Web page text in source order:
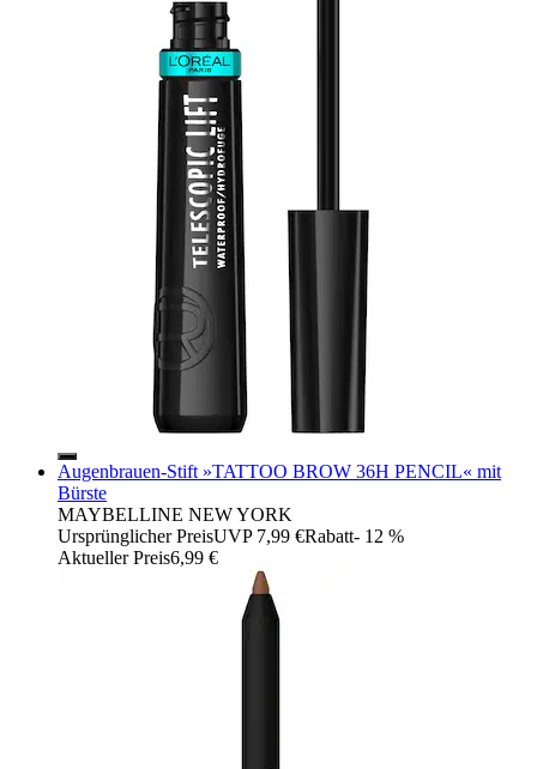
Augenbrauen-Stift »TATTOO BROW 36H PENCIL« mit
Bürste
MAYBELLINE NEW YORK
Ursprünglicher PreisUVP 7,99 €Rabatt- 12 %
Aktueller Preis6,99 €